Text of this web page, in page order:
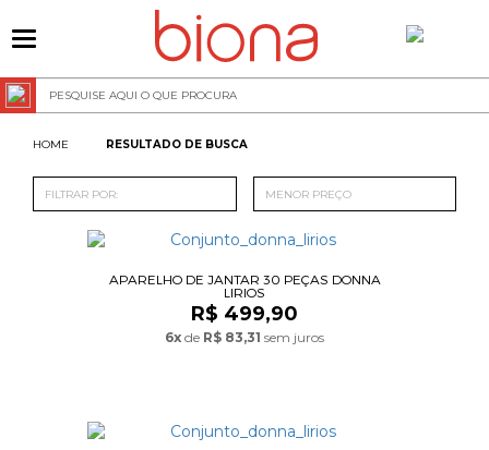
RESULTADO DE BUSCA
FILTRAR POR: MENOR PREÇO
APARELHO DE JANTAR 30 PEÇAS DONNA
LIRIOS
R$ 499,90
6x de R$ 83,31 sem juros